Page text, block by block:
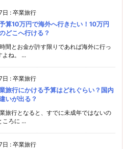
日 : 卒業旅行
算10万円で海外へ行きたい！10万円
どこへ行ける？
間とお金が許す限りであれば海外に行っ
よね。 ...
日 : 卒業旅行
旅行にかける予算はどれぐらい？国内
いが出る？
旅行となると、すでに未成年ではないの
ころに ...
日 : 卒業旅行